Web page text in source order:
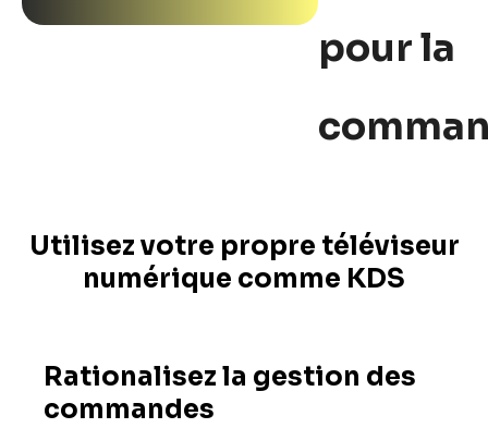
pour la
Utilisez votre propre téléviseur
numérique comme KDS
Rationalisez la gestion des
commandes